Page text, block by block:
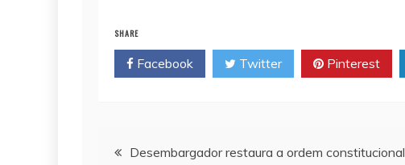
A
i
o
SHARE
Facebook Twitter Pinterest
Navegação
Desembargador restaura a ordem constitucional